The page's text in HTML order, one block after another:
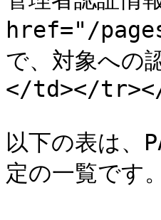
href="/pages/
で、対象への
</td></
以下の表は、
定の一覧です。